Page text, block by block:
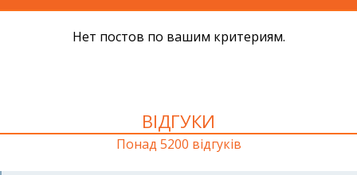
Нет постов по вашим критериям.
ВІДГУКИ
Понад 5200 відгуків